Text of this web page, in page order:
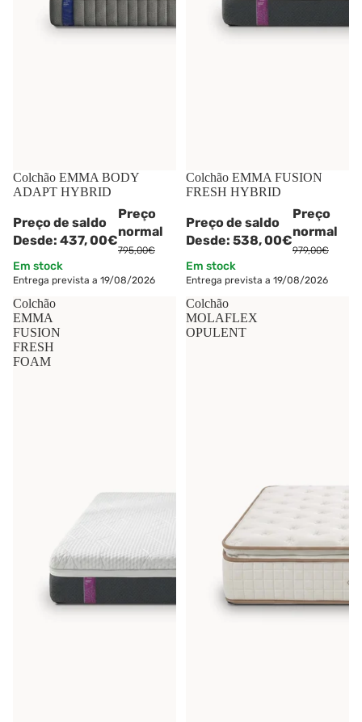
-45%
Colchão EMMA BODY
ADAPT HYBRID
Preço de saldo
Desde: 437,00€
Preço
normal
795,00€
Em stock
Entrega prevista a 19/08/2026
-45%
Colchão EMMA FUSION
FRESH HYBRID
Preço de saldo
Desde: 538,00€
Preço
normal
979,00€
Em stock
Entrega prevista a 19/08/2026
Colchão
EMMA
FUSION
FRESH
FOAM
Colchão
MOLAFLEX
OPULENT